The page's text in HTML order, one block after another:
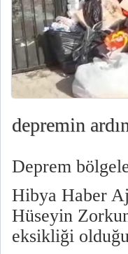
depremin
Deprem
Hibya Haber
Hüseyin
eksikliği